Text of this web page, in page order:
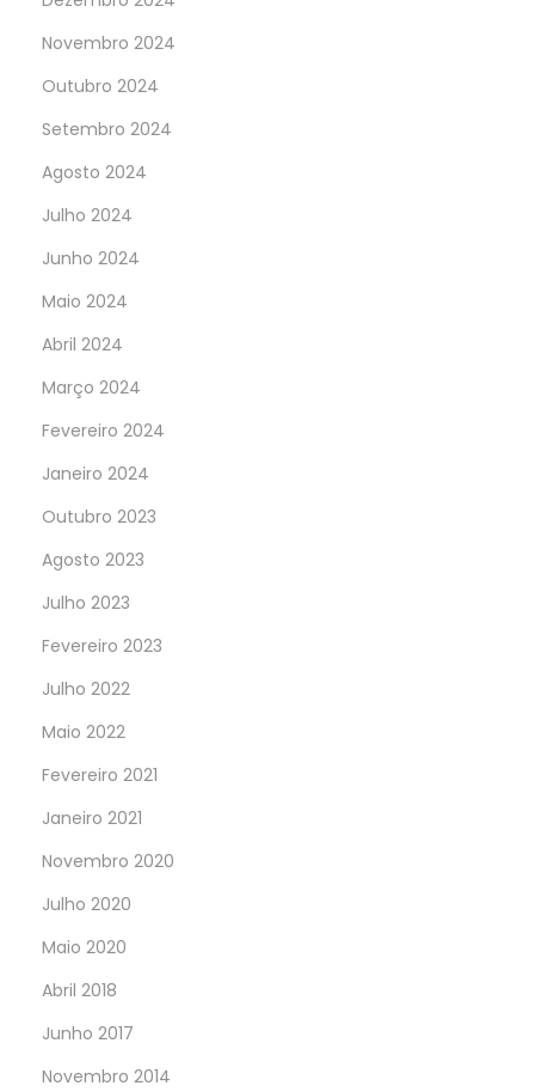
Novembro 2024
Outubro 2024
Setembro 2024
Agosto 2024
Julho 2024
Junho 2024
Maio 2024
Abril 2024
Março 2024
Fevereiro 2024
Janeiro 2024
Outubro 2023
Agosto 2023
Julho 2023
Fevereiro 2023
Julho 2022
Maio 2022
Fevereiro 2021
Janeiro 2021
Novembro 2020
Julho 2020
Maio 2020
Abril 2018
Junho 2017
Novembro 2014